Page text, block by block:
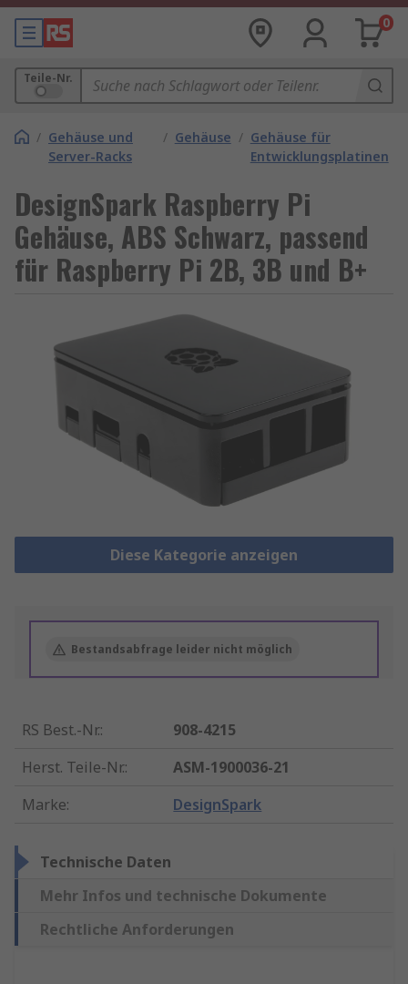
0
Teile-Nr.
/ Gehäuse und
Server-Racks
/ Gehäuse / Gehäuse für
Entwicklungsplatinen
DesignSpark Raspberry Pi
Gehäuse, ABS Schwarz, passend
für Raspberry Pi 2B, 3B und B+
Diese Kategorie anzeigen
Bestandsabfrage leider nicht möglich
RS Best.-Nr.:
908-4215
Herst. Teile-Nr.:
ASM-1900036-21
Marke: DesignSpark
Technische Daten
Mehr Infos und technische Dokumente
Rechtliche Anforderungen